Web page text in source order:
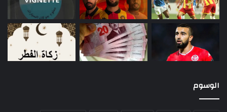
الوسوم